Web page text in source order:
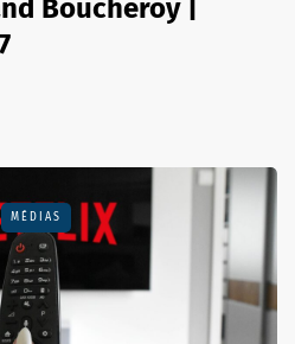
Boucheroy |
MÉDIAS